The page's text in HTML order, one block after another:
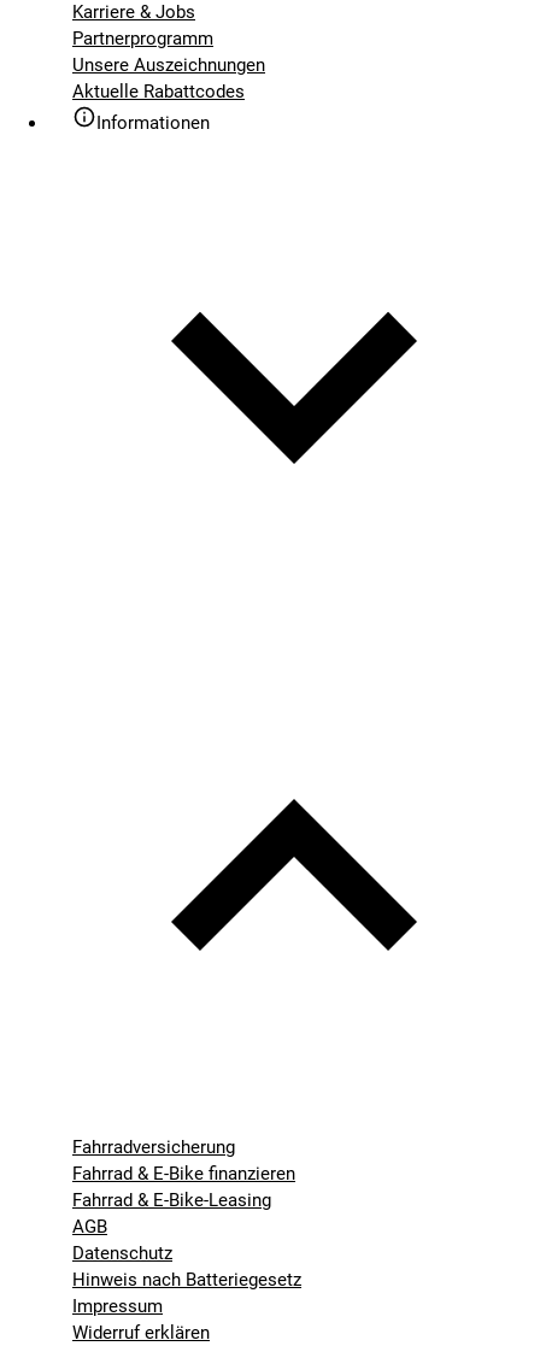
Karriere & Jobs
Partnerprogramm
Unsere Auszeichnungen
Aktuelle Rabattcodes
Informationen
Fahrradversicherung
Fahrrad & E-Bike finanzieren
Fahrrad & E-Bike-Leasing
AGB
Datenschutz
Hinweis nach Batteriegesetz
Impressum
Widerruf erklären